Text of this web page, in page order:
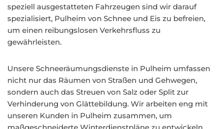
speziell ausgestatteten Fahrzeugen sind wir darauf
spezialisiert, Pulheim von Schnee und Eis zu befreien,
um einen reibungslosen Verkehrsfluss zu
gewährleisten.
Unsere Schneeräumungsdienste in Pulheim umfassen
nicht nur das Räumen von Straßen und Gehwegen,
sondern auch das Streuen von Salz oder Split zur
Verhinderung von Glättebildung. Wir arbeiten eng mit
unseren Kunden in Pulheim zusammen, um